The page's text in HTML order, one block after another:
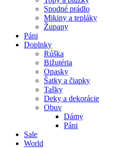
Spodné prádlo
Mikiny a tepláky
Župany
Páni
Doplnky
Rúška
Bižutéria
Opasky
Šatky a čiapky
Tašky
Deky a dekorácie
Obuv
Dámy
Páni
Sale
World